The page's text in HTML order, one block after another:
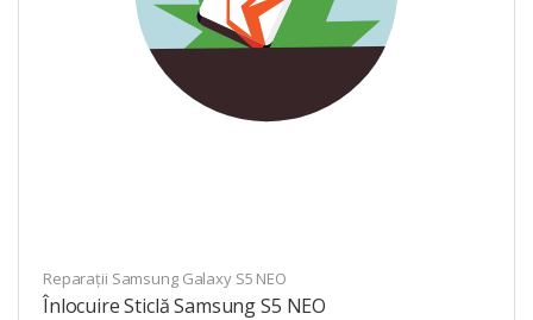
Reparații Samsung Galaxy S5 NEO
Înlocuire Sticlă Samsung S5 NEO